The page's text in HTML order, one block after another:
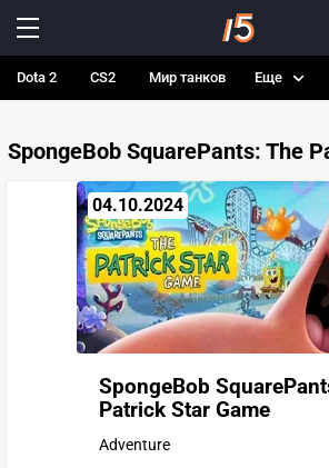
Dota 2 CS2 Мир танков Еще
SpongeBob SquarePants: The
04.10.2024
SpongeBob
Patrick Star Game
Adventure